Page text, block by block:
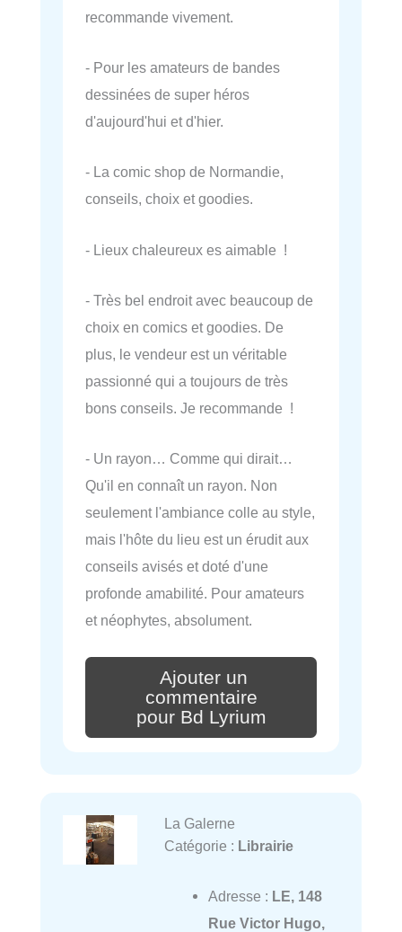
recommande vivement.
- Pour les amateurs de bandes
dessinées de super héros
d'aujourd'hui et d'hier.
- La comic shop de Normandie,
conseils, choix et goodies.
- Lieux chaleureux es aimable !
- Très bel endroit avec beaucoup de
choix en comics et goodies. De
plus, le vendeur est un véritable
passionné qui a toujours de très
bons conseils. Je recommande !
- Un rayon… Comme qui dirait…
Qu'il en connaît un rayon. Non
seulement l'ambiance colle au style,
mais l'hôte du lieu est un érudit aux
conseils avisés et doté d'une
profonde amabilité. Pour amateurs
et néophytes, absolument.
Ajouter un
commentaire
pour Bd Lyrium
La Galerne
Catégorie : Librairie
Adresse : LE, 148
Rue Victor Hugo,